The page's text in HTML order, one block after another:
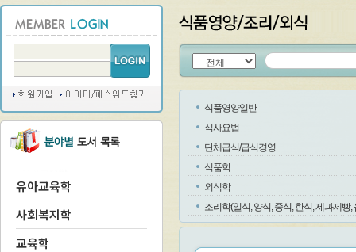
유아교육학
사회복지학
교육학
식품영양일반
식사요법
단체급식/급식경영
식품학
외식학
조리학(일식, 양식, 중식, 한식, 제과제빵,